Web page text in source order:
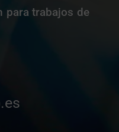
para trabajos de